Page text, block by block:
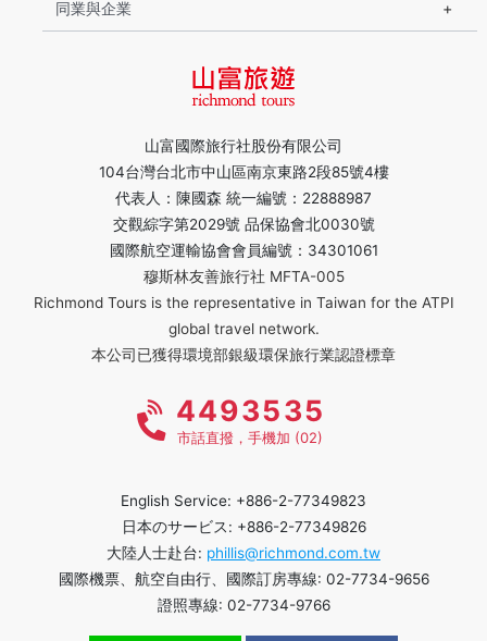
山富國際旅行社股份有限公司
104台灣台北市中山區南京東路2段85號4樓
代表人：陳國森 統一編號：22888987
交觀綜字第2029號 品保協會北0030號
國際航空運輸協會會員編號：34301061
穆斯林友善旅行社 MFTA-005
Richmond Tours is the representative in Taiwan for the ATPI
global travel network.
本公司已獲得環境部銀級環保旅行業認證標章
同業與企業
4493535
市話直撥，手機加 (02)
English Service: +886-2-77349823
日本のサービス: +886-2-77349826
大陸人士赴台: phillis@richmond.com.tw
國際機票、航空自由行、國際訂房專線: 02-7734-9656
證照專線: 02-7734-9766